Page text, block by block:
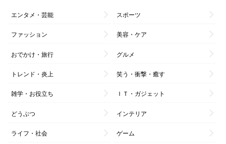
エンタメ・芸能 スポーツ
ファッション 美容・ケア
おでかけ・旅行 グルメ
トレンド・炎上 笑う・衝撃・癒す
雑学・お役立ち ＩＴ・ガジェット
どうぶつ インテリア
ライフ・社会 ゲーム